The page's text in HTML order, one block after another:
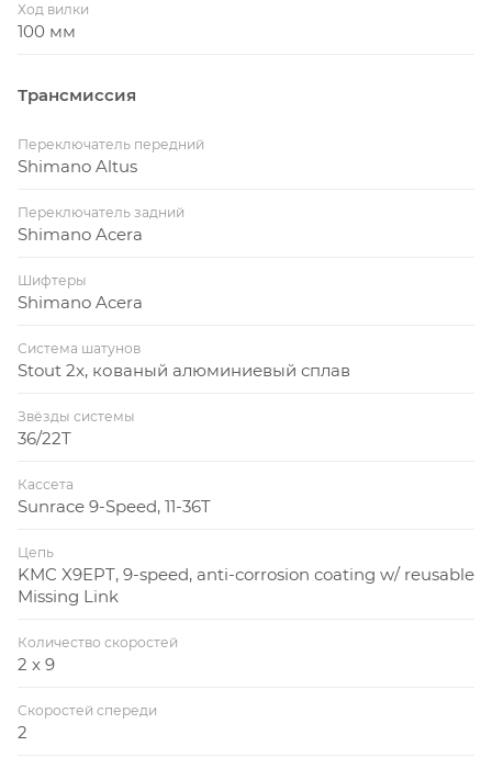
Ход вилки
100 мм
Трансмиссия
Переключатель передний
Shimano Altus
Переключатель задний
Shimano Acera
Шифтеры
Shimano Acera
Система шатунов
Stout 2x, кованый алюминиевый сплав
Звёзды системы
36/22T
Кассета
Sunrace 9-Speed, 11-36T
Цепь
KMC X9EPT, 9-speed, anti-corrosion coating w/ reusable
Missing Link
Количество скоростей
2 x 9
Скоростей спереди
2